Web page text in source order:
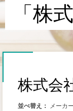
「株
株式会
並べ替え： メーカ